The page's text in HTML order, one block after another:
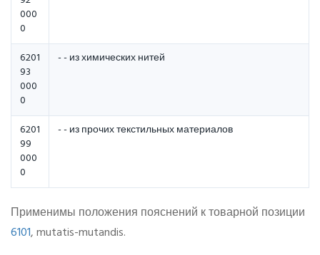
000
0
6201
93
000
0
- - из химических нитей
6201
99
000
0
- - из прочих текстильных материалов
Применимы положения пояснений к товарной позиции
6101, mutatis-mutandis.